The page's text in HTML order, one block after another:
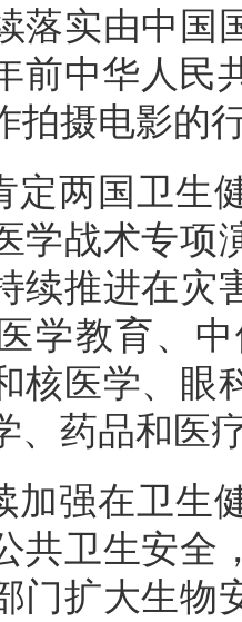
落实由中国
前中华人民
拍摄电影的
定两国卫生
学战术专项
续推进在灾
学教育、
核医学、眼
、药品和医
加强在卫生
共卫生安全
门扩大生物